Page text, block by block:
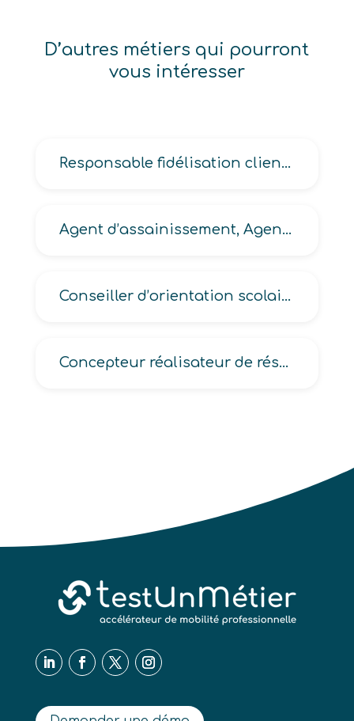
D’autres métiers qui pourront
vous intéresser
Responsable fidélisation clientèle
Agent d’assainissement, Agent de curage, Agent de salubrité en assainissement
Conseiller d’orientation scolaire et professionnelle
Concepteur réalisateur de réseau télécoms